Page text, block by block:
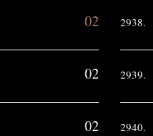
02
02
02
2938.
2939.
2940.